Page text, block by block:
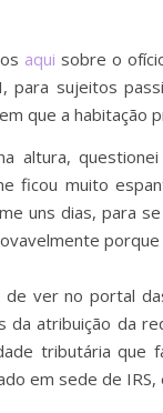
aqui sobre o
para sujeitos
que a habitação
altura,
ficou muito
uns dias, para
de ver no portal
da atribuição da
tributária que
em sede de